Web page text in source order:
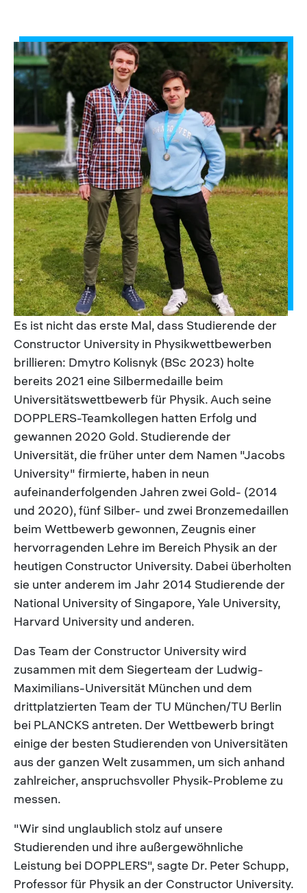
Es ist nicht das erste Mal, dass Studierende der
Constructor University in Physikwettbewerben
brillieren: Dmytro Kolisnyk (BSc 2023) holte
bereits 2021 eine Silbermedaille beim
Universitätswettbewerb für Physik. Auch seine
DOPPLERS-Teamkollegen hatten Erfolg und
gewannen 2020 Gold. Studierende der
Universität, die früher unter dem Namen "Jacobs
University" firmierte, haben in neun
aufeinanderfolgenden Jahren zwei Gold- (2014
und 2020), fünf Silber- und zwei Bronzemedaillen
beim Wettbewerb gewonnen, Zeugnis einer
hervorragenden Lehre im Bereich Physik an der
heutigen Constructor University. Dabei überholten
sie unter anderem im Jahr 2014 Studierende der
National University of Singapore, Yale University,
Harvard University und anderen.
Das Team der Constructor University wird
zusammen mit dem Siegerteam der Ludwig-
Maximilians-Universität München und dem
drittplatzierten Team der TU München/TU Berlin
bei PLANCKS antreten. Der Wettbewerb bringt
einige der besten Studierenden von Universitäten
aus der ganzen Welt zusammen, um sich anhand
zahlreicher, anspruchsvoller Physik-Probleme zu
messen.
"Wir sind unglaublich stolz auf unsere
Studierenden und ihre außergewöhnliche
Leistung bei DOPPLERS", sagte Dr. Peter Schupp,
Professor für Physik an der Constructor University.